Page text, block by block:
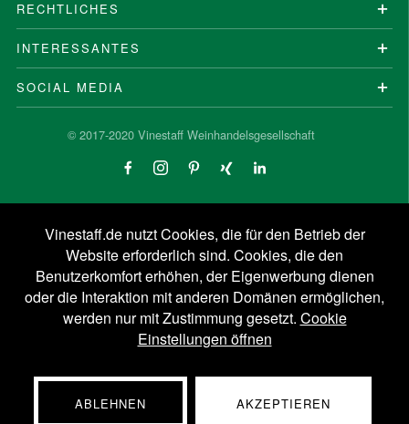
RECHTLICHES
INTERESSANTES
SOCIAL MEDIA
© 2017-2020 Vinestaff Weinhandelsgesellschaft
Vinestaff.de nutzt Cookies, die für den Betrieb der
Website erforderlich sind. Cookies, die den
Benutzerkomfort erhöhen, der Eigenwerbung dienen
oder die Interaktion mit anderen Domänen ermöglichen,
werden nur mit Zustimmung gesetzt. Cookie
Einstellungen öffnen
ABLEHNEN AKZEPTIEREN